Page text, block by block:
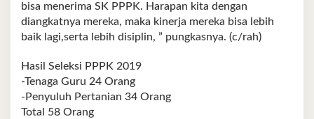
bisa menerima SK PPPK. Harapan kita dengan
diangkatnya mereka, maka kinerja mereka bisa lebih
baik lagi,serta lebih disiplin, ” pungkasnya. (c/rah)
Hasil Seleksi PPPK 2019
-Tenaga Guru 24 Orang
-Penyuluh Pertanian 34 Orang
Total 58 Orang